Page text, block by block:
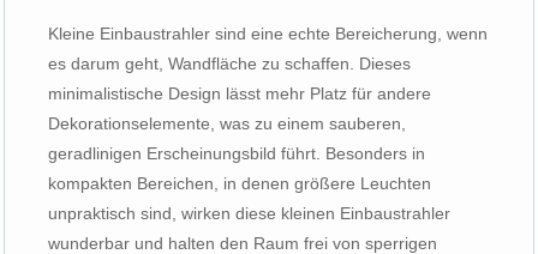
Kleine Einbaustrahler sind eine echte Bereicherung, wenn
es darum geht, Wandfläche zu schaffen. Dieses
minimalistische Design lässt mehr Platz für andere
Dekorationselemente, was zu einem sauberen,
geradlinigen Erscheinungsbild führt. Besonders in
kompakten Bereichen, in denen größere Leuchten
unpraktisch sind, wirken diese kleinen Einbaustrahler
wunderbar und halten den Raum frei von sperrigen